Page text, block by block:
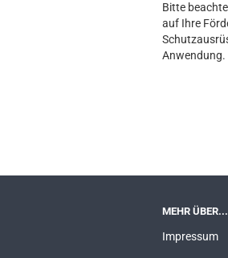
Bitte
auf Ihre
Anwendung.
MEHR ÜBER...
Impressum